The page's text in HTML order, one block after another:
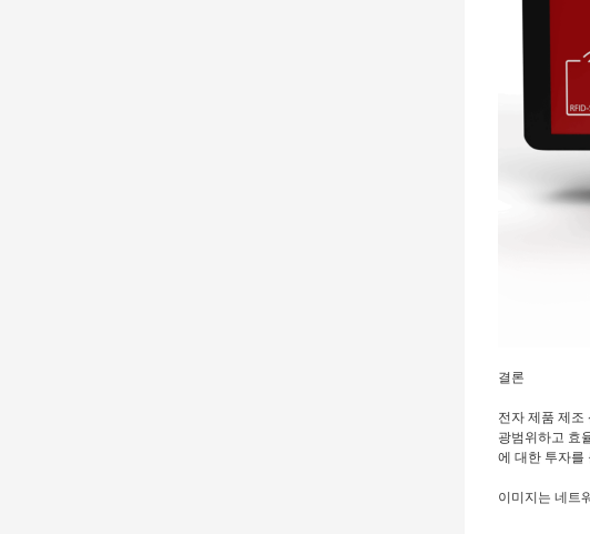
결론
전자 제품 제조
광범위하고 효
에 대한 투자를
이미지는 네트